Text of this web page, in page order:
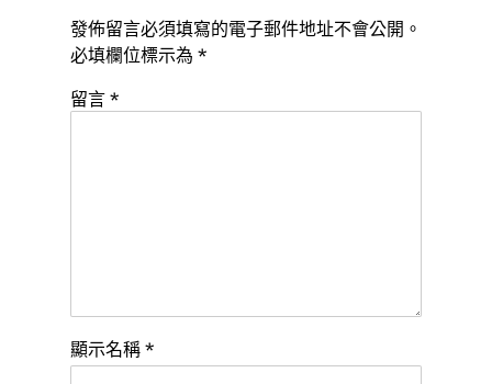
發佈留言必須填寫的電子郵件地址不會公開。
必填欄位標示為 *
留言 *
顯示名稱 *